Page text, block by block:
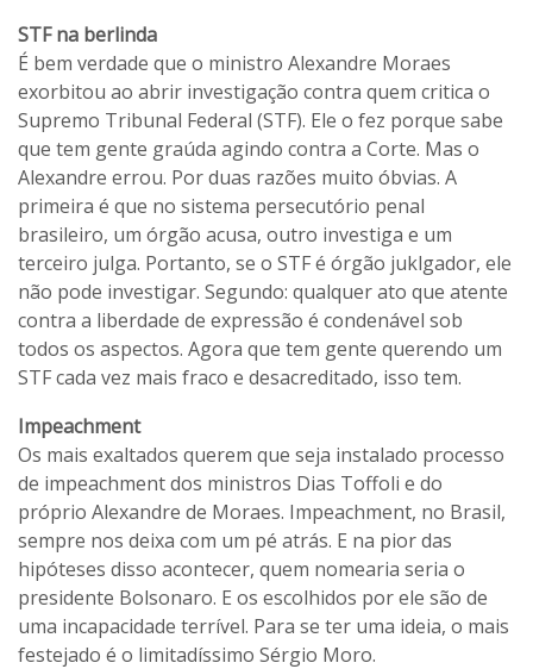
STF na berlinda
É bem verdade que o ministro Alexandre Moraes
exorbitou ao abrir investigação contra quem critica o
Supremo Tribunal Federal (STF). Ele o fez porque sabe
que tem gente graúda agindo contra a Corte. Mas o
Alexandre errou. Por duas razões muito óbvias. A
primeira é que no sistema persecutório penal
brasileiro, um órgão acusa, outro investiga e um
terceiro julga. Portanto, se o STF é órgão juklgador, ele
não pode investigar. Segundo: qualquer ato que atente
contra a liberdade de expressão é condenável sob
todos os aspectos. Agora que tem gente querendo um
STF cada vez mais fraco e desacreditado, isso tem.
Impeachment
Os mais exaltados querem que seja instalado processo
de impeachment dos ministros Dias Toffoli e do
próprio Alexandre de Moraes. Impeachment, no Brasil,
sempre nos deixa com um pé atrás. E na pior das
hipóteses disso acontecer, quem nomearia seria o
presidente Bolsonaro. E os escolhidos por ele são de
uma incapacidade terrível. Para se ter uma ideia, o mais
festejado é o limitadíssimo Sérgio Moro.